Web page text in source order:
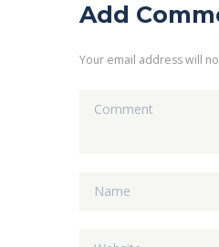
Add
Your email address will